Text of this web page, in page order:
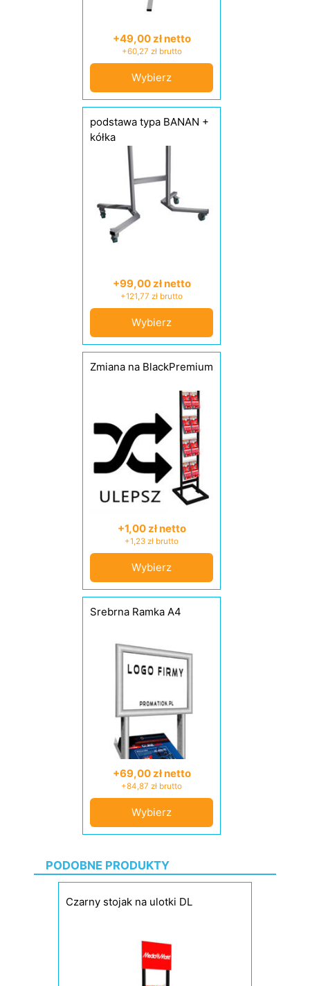
+49,00 zł netto
+60,27 zł brutto
Wybierz
podstawa typa BANAN +
kółka
+99,00 zł netto
+121,77 zł brutto
Wybierz
Zmiana na BlackPremium
+1,00 zł netto
+1,23 zł brutto
Wybierz
Srebrna Ramka A4
+69,00 zł netto
+84,87 zł brutto
Wybierz
PODOBNE PRODUKTY
Czarny stojak na ulotki DL